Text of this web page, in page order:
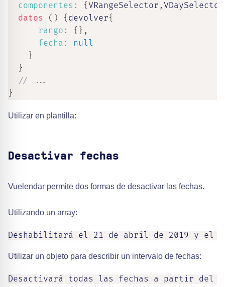
componentes : { VRangeSelector , VDaySelector
datos
( ) { devolver{
rango : { } ,
fecha :
null
}
}
// ...
}
Utilizar en plantilla:
Desactivar fechas
Vuelendar permite dos formas de desactivar las fechas.
Utilizando un array:
Deshabilitará el 21 de abril de 2019 y el
Utilizar un objeto para describir un intervalo de fechas:
Desactivará todas las fechas a partir del